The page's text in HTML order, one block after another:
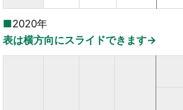
2020年
表は横方向にスライドできます→